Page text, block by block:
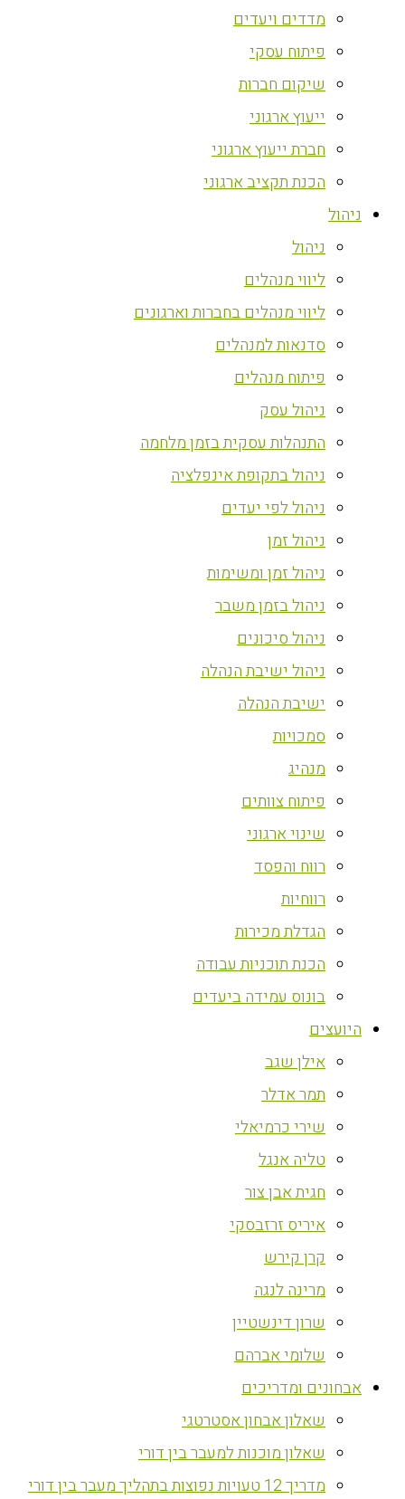
מדדים ויעדים
פיתוח עסקי
שיקום חברות
ייעוץ ארגוני
חברת ייעוץ ארגוני
הכנת תקציב ארגוני
ניהול
ניהול
ליווי מנהלים
ליווי מנהלים בחברות וארגונים
סדנאות למנהלים
פיתוח מנהלים
ניהול עסק
התנהלות עסקית בזמן מלחמה
ניהול בתקופת אינפלציה
ניהול לפי יעדים
ניהול זמן
ניהול זמן ומשימות
ניהול בזמן משבר
ניהול סיכונים
ניהול ישיבת הנהלה
ישיבת הנהלה
סמכויות
מנהיג
פיתוח צוותים
שינוי ארגוני
רווח והפסד
רווחיות
הגדלת מכירות
הכנת תוכניות עבודה
בונוס עמידה ביעדים
היועצים
אילן שגב
תמר אדלר
שירי כרמיאלי
טליה אנגל
חגית אבן צור
איריס זרזבסקי
קרן קירש
מרינה לנגה
שרון דינשטיין
שלומי אברהם
אבחונים ומדריכים
שאלון אבחון אסטרטגי
שאלון מוכנות למעבר בין דורי
מדריך 12 טעויות נפוצות בתהליך מעבר בין דורי